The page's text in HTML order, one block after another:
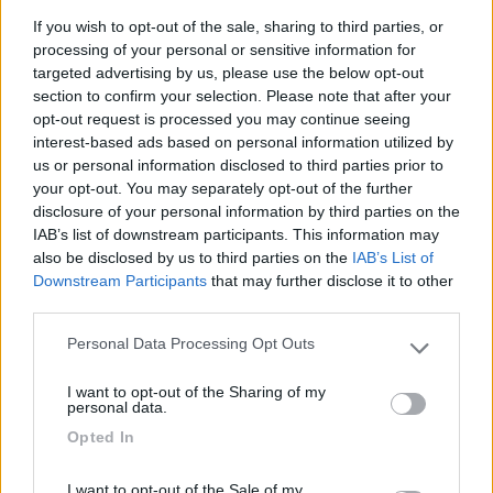
If you wish to opt-out of the sale, sharing to third parties, or
processing of your personal or sensitive information for
targeted advertising by us, please use the below opt-out
section to confirm your selection. Please note that after your
opt-out request is processed you may continue seeing
interest-based ads based on personal information utilized by
us or personal information disclosed to third parties prior to
your opt-out. You may separately opt-out of the further
disclosure of your personal information by third parties on the
IAB’s list of downstream participants. This information may
also be disclosed by us to third parties on the IAB’s List of
Downstream Participants that may further disclose it to other
Please note that this website/app uses one or more Google
not limited to your visit or usage behaviour. You may click to
grant or deny consent to Google and its third-party tags to
use your data for below specified purposes in below Google
Personal Data Processing Opt Outs
I want to opt-out of the Sharing of my
personal data.
Opted In
I want to opt-out of the Sale of my
impiegatodel...
30963
Inserito il18/04/2017 alle:13:37:45
se vuoi fare una piccola deviazione, una volta arrivati a Milano (
tangenziale ovest)prendi la A4 in direzione Torino ed esci ad
Arluno, segui per Magenta e trovi il market più grande e fornito
d' ìtalia.
è una piccola deviazione, ma ne vale la pena
L''erba cattiva non muore mai,